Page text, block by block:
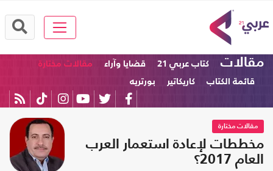
مقالات كتاب عربي 21 قضايا وآراء
مقالات مختارة
قائمة الكتاب
كاريكاتير بورتريه
مقالات مختارة
مخططات لإعادة استعمار العرب
العام 2017؟